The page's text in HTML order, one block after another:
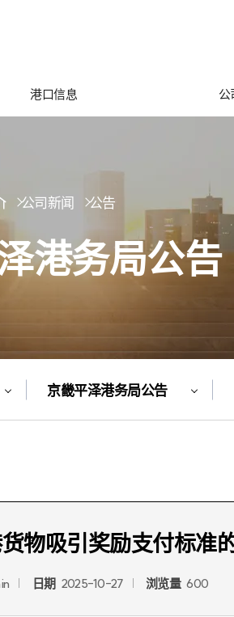
港口信息 公
公司新闻 公告
港务局公告
京畿平泽港务局公告
物吸引奖励支付标准
日期 2025-10-27 浏览量 600